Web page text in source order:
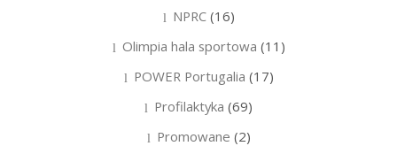
NPRC(16)
Olimpia hala sportowa (11)
POWER Portugalia (17)
Profilaktyka (69)
Promowane (2)